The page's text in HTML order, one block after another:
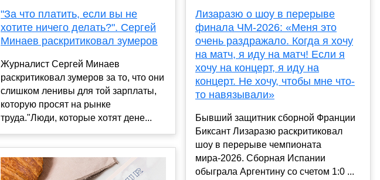
"За что платить, если вы не
хотите ничего делать?". Сергей
Минаев раскритиковал зумеров
Журналист Сергей Минаев
раскритиковал зумеров за то, что они
слишком ленивы для той зарплаты,
которую просят на рынке
труда."Люди, которые хотят дене...
Лизаразю о шоу в перерыве
финала ЧМ-2026: «Меня это
очень раздражало. Когда я хочу
на матч, я иду на матч! Если я
хочу на концерт, я иду на
концерт. Не хочу, чтобы мне что-
то навязывали»
Бывший защитник сборной Франции
Биксант Лизаразю раскритиковал
шоу в перерыве чемпионата
мира-2026. Сборная Испании
обыграла Аргентину со счетом 1:0 ...